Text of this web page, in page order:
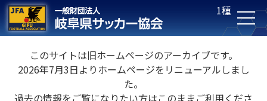
1種
このサイトは旧ホームページのアーカイブです。
2026年7月3日よりホームページをリニューアルしまし
た。
過去の情報をご覧になりたい方はこのままご利用くださ